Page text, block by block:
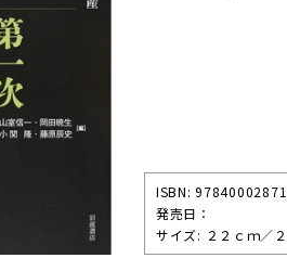
ISBN:
発売⽇：
サイズ: ２２ｃｍ／